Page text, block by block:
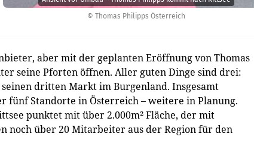
© Thomas Philipps Österreich
aber mit der geplanten Eröffnung von Thomas
seine Pforten öffnen. Aller guten Dinge sind drei:
dritten Markt im Burgenland. Insgesamt
Standorte in Österreich – weitere in Planung.
punktet mit über 2.000m² Fläche, der mit
noch über 20 Mitarbeiter aus der Region für den